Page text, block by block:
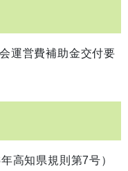
運営費補助金交付要
高知県規則第7号）